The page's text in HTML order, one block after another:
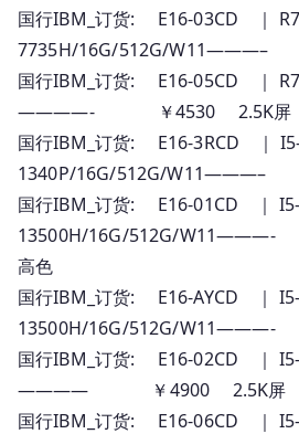
国行IBM_订货: E16-03CD ｜
7735H/16G/512G/
国行IBM_订货: E16-05CD ｜
————- ￥4530 2.5K屏
国行IBM_订货: E16-3RCD ｜
1340P/16G/512G/
国行IBM_订货: E16-01CD ｜ I5-
13500H/16G/512G/
高色
国行IBM_订货: E16-AYCD ｜ I5-
13500H/16G/512G/
国行IBM_订货: E16-02CD ｜
———— ￥4900 2.5K屏
国行IBM_订货: E16-06CD ｜